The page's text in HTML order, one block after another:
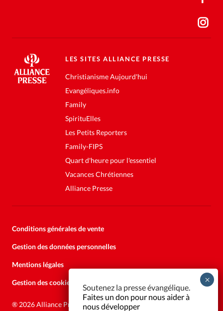
LES SITES ALLIANCE PRESSE
Christianisme Aujourd'hui
Evangéliques.info
Family
SpirituElles
Les Petits Reporters
Family-FIPS
Quart d'heure pour l'essentiel
Vacances Chrétiennes
Alliance Presse
Conditions générales de vente
Gestion des données personnelles
Mentions légales
Gestion des cookies
® 2026 Alliance Presse
Soutenez la presse évangélique.
Faites un don pour nous aider à
nous développer